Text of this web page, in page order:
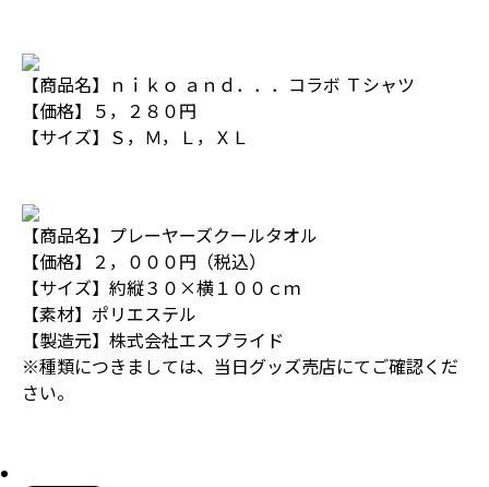
【商品名】ｎｉｋｏ ａｎｄ．．．コラボ Ｔシャツ
【価格】５，２８０円
【サイズ】Ｓ，Ｍ，Ｌ，ＸＬ
【商品名】プレーヤーズクールタオル
【価格】２，０００円（税込）
【サイズ】約縦３０×横１００ｃｍ
【素材】ポリエステル
【製造元】株式会社エスプライド
※種類につきましては、当日グッズ売店にてご確認くだ
さい。